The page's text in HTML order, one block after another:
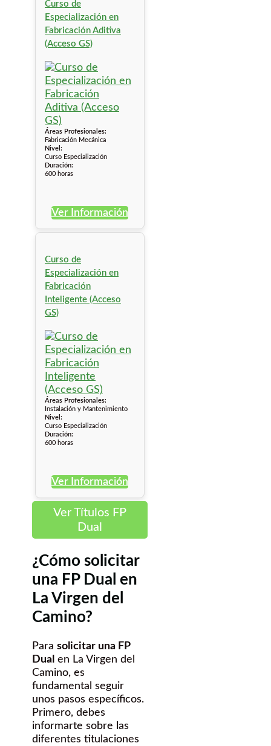
Curso de
Especialización en
Fabricación Aditiva
(Acceso GS)
Áreas Profesionales:
Fabricación Mecánica
Nivel:
Curso Especialización
Duración:
600 horas
Ver Información
Curso de
Especialización en
Fabricación
Inteligente (Acceso
GS)
Áreas Profesionales:
Instalación y Mantenimiento
Nivel:
Curso Especialización
Duración:
600 horas
Ver Información
Ver Títulos FP
Dual
¿Cómo solicitar
una FP Dual en
La Virgen del
Camino?
Para solicitar una FP
Dual en La Virgen del
Camino, es
fundamental seguir
unos pasos específicos.
Primero, debes
informarte sobre las
diferentes titulaciones